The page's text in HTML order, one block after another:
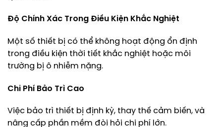
Độ Chính Xác Trong Điều Kiện Khắc Nghiệt
Một số thiết bị có thể không hoạt động ổn định
trong điều kiện thời tiết khắc nghiệt hoặc môi
trường bị ô nhiễm nặng.
Chi Phí Bảo Trì Cao
Việc bảo trì thiết bị định kỳ, thay thế cảm biến, và
nâng cấp phần mềm đòi hỏi chi phí lớn.